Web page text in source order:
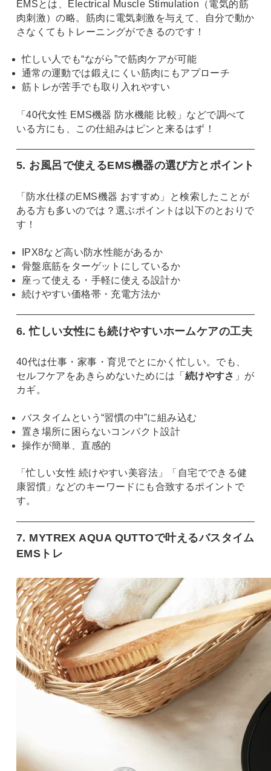
EMSとは、Electrical Muscle Stimulation（電気的筋
肉刺激）の略。筋肉に電気刺激を与えて、自分で動か
さなくてもトレーニングができるのです！
忙しい人でも“ながら”で筋肉ケアが可能
通常の運動では鍛えにくい筋肉にもアプローチ
筋トレが苦手でも取り入れやすい
「40代女性 EMS機器 防水機能 比較」などで調べて
いる方にも、この仕組みはピンと来るはず！
5. お風呂で使えるEMS機器の選び方とポイント
「防水仕様のEMS機器 おすすめ」と検索したことが
ある方も多いのでは？選ぶポイントは以下のとおりで
す！
IPX8など高い防水性能があるか
骨盤底筋をターゲットにしているか
座って使える・手軽に使える設計か
続けやすい価格帯・充電方法か
6. 忙しい女性にも続けやすいホームケアの工夫
40代は仕事・家事・育児でとにかく忙しい。でも、
セルフケアをあきらめないためには「 続けやすさ 」が
カギ。
バスタイムという“習慣の中”に組み込む
置き場所に困らないコンパクト設計
操作が簡単、直感的
「忙しい女性 続けやすい美容法」「自宅でできる健
康習慣」などのキーワードにも合致するポイントで
す。
7. MYTREX AQUA QUTTOで叶えるバスタイム
EMSトレ